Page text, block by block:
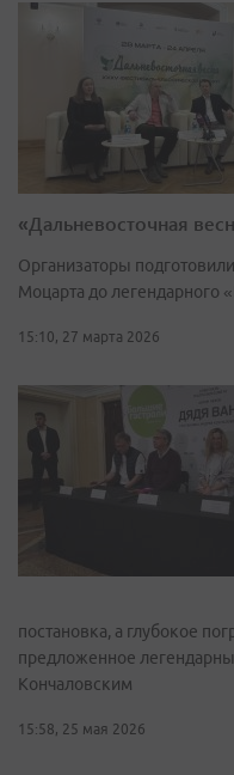
«Дальневосточная
Организаторы
Моцарта до легендарного
15:10, 27 марта 2026
постановка, а глубокое
предложенное
Кончаловским
15:58, 25 мая 2026